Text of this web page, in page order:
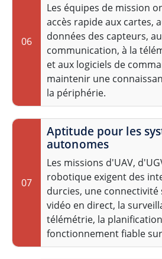
06
Les équipes de mission
accès rapide aux cartes,
données des capteurs,
communication, à la
et aux logiciels de
maintenir une
la périphérie.
07
Aptitude pour les
autonomes
Les missions d'UAV,
robotique exigent des
durcies, une connectivité
vidéo en direct, la
télémétrie, la
fonctionnement fiable